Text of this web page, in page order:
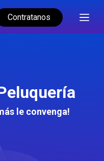
Contratanos
le convenga!